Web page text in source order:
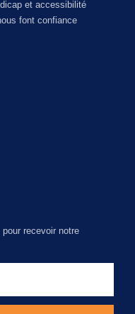
et accessibilité
font confiance
recevoir notre